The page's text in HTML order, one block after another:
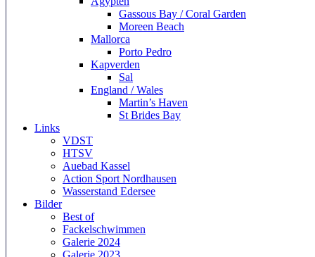
Gassous Bay / Coral Garden
Moreen Beach
Mallorca
Porto Pedro
Kapverden
Sal
England / Wales
Martin’s Haven
St Brides Bay
Links
VDST
HTSV
Auebad Kassel
Action Sport Nordhausen
Wasserstand Edersee
Bilder
Best of
Fackelschwimmen
Galerie 2024
Galerie 2023